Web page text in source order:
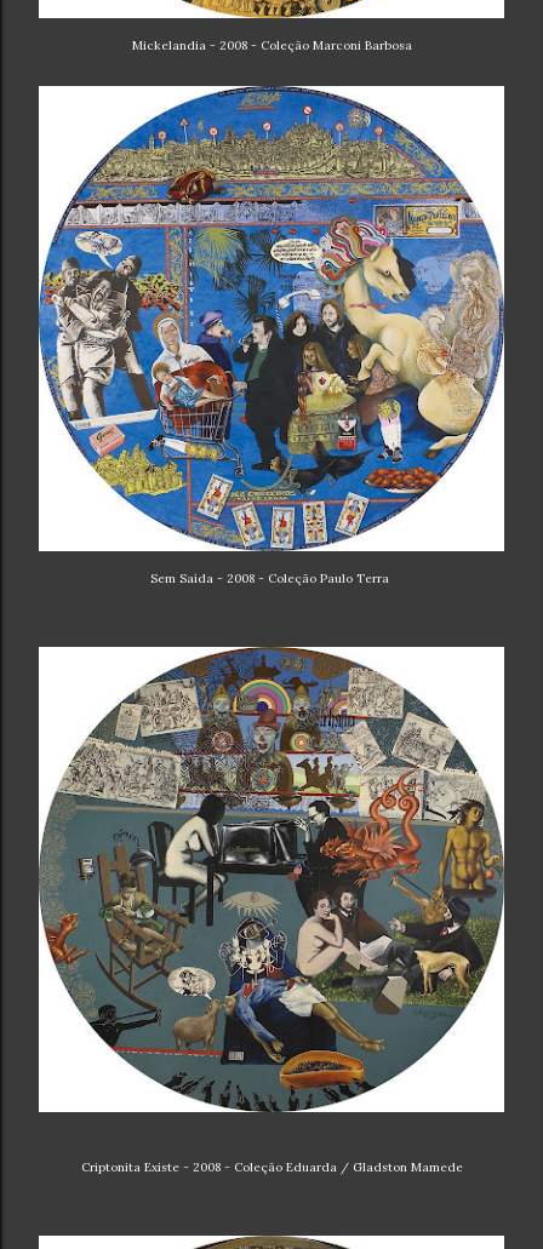
Mickelandia - 2008 - Coleção Marconi Barbosa
Sem Saída - 2008 - Coleção Paulo Terra
Criptonita Existe - 2008 - Coleção Eduarda / Gladston Mamede